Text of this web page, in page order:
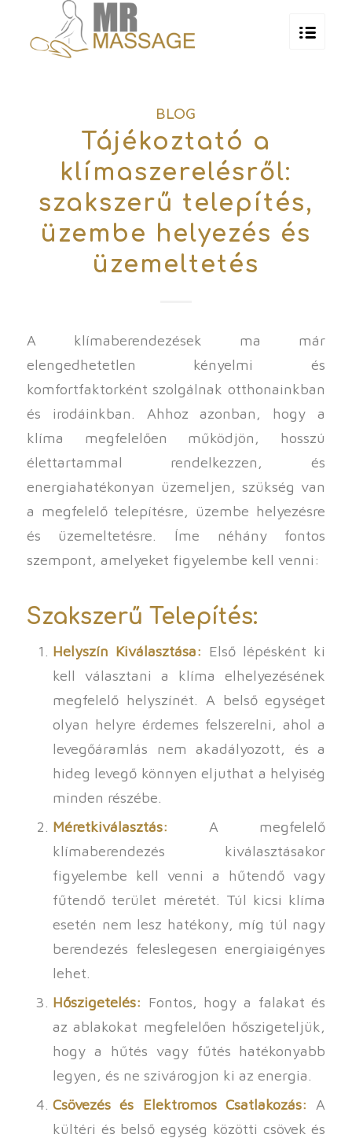
BLOG
Tájékoztató a
klímaszerelésről:
szakszerű telepítés,
üzembe helyezés és
üzemeltetés
A klímaberendezések ma már
elengedhetetlen kényelmi és
komfortfaktorként szolgálnak otthonainkban
és irodáinkban. Ahhoz azonban, hogy a
klíma megfelelően működjön, hosszú
élettartammal rendelkezzen, és
energiahatékonyan üzemeljen, szükség van
a megfelelő telepítésre, üzembe helyezésre
és üzemeltetésre. Íme néhány fontos
szempont, amelyeket figyelembe kell venni:
Szakszerű Telepítés:
Helyszín Kiválasztása: Első lépésként ki
kell választani a klíma elhelyezésének
megfelelő helyszínét. A belső egységet
olyan helyre érdemes felszerelni, ahol a
levegőáramlás nem akadályozott, és a
hideg levegő könnyen eljuthat a helyiség
minden részébe.
Méretkiválasztás: A megfelelő
klímaberendezés kiválasztásakor
figyelembe kell venni a hűtendő vagy
fűtendő terület méretét. Túl kicsi klíma
esetén nem lesz hatékony, míg túl nagy
berendezés feleslegesen energiaigényes
lehet.
Hőszigetelés: Fontos, hogy a falakat és
az ablakokat megfelelően hőszigeteljük,
hogy a hűtés vagy fűtés hatékonyabb
legyen, és ne szivárogjon ki az energia.
Csövezés és Elektromos Csatlakozás: A
kültéri és belső egység közötti csövek és